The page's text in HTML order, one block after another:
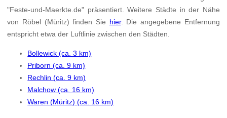
"Feste-und-Maerkte.de" präsentiert. Weitere Städte in der Nähe
von Röbel (Müritz) finden Sie hier. Die angegebene Entfernung
entspricht etwa der Luftlinie zwischen den Städten.
Bollewick (ca. 3 km)
Priborn (ca. 9 km)
Rechlin (ca. 9 km)
Malchow (ca. 16 km)
Waren (Müritz) (ca. 16 km)